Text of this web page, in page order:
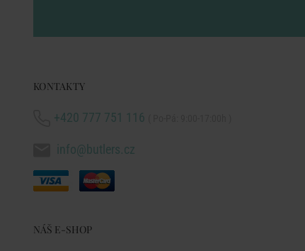
KONTAKTY
+420 777 751 116
info@butlers.cz
NÁŠ E-SHOP